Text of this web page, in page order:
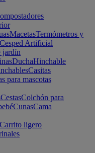
MacetasTermómetros y
Cesped Artificial
jardín
DuchaHinchable
Casitas
para mascotas
CestasColchón para
CunasCama
Carrito ligero